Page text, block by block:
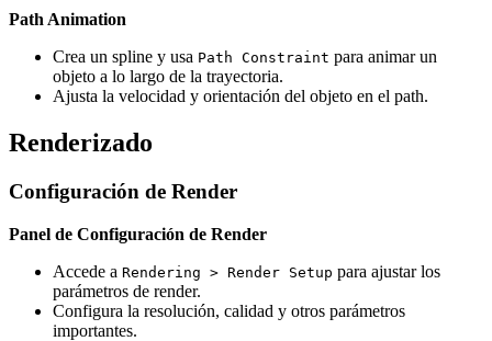
Path Animation
Crea un spline y usa Path Constraint para animar un
objeto a lo largo de la trayectoria.
Ajusta la velocidad y orientación del objeto en el path.
Renderizado
Configuración de Render
Panel de Configuración de Render
Accede a Rendering > Render Setup para ajustar los
parámetros de render.
Configura la resolución, calidad y otros parámetros
importantes.